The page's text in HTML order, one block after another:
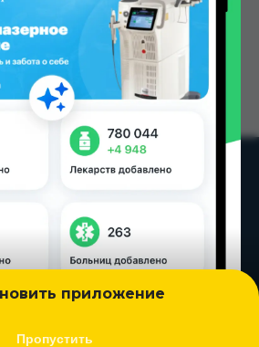
приложение
Пропустить